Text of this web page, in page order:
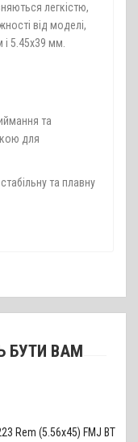
легкістю,
від моделі,
і 5.45х39 мм.
та
для
та плавну
БУТИ ВАМ